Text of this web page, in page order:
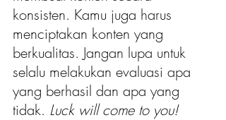
konsisten. Kamu juga harus
menciptakan konten yang
berkualitas. Jangan lupa untuk
selalu melakukan evaluasi apa
yang berhasil dan apa yang
tidak. Luck will come to you!